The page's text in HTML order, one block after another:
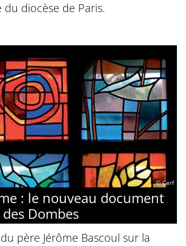
du diocèse de Paris.
© Cerf
: le nouveau document
Dombes
père Jérôme Bascoul sur la